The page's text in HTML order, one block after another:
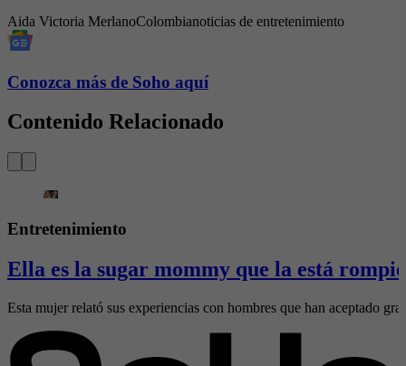
Aida Victoria MerlanoColombianoticias de entretenimiento
Conozca más de Soho aquí
Contenido Relacionado
Entretenimiento
Ella es la sugar mommy que la está
Esta mujer relató sus experiencias con hombres que han aceptado